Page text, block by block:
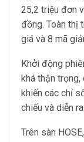
25,2 triệu đơn
đồng. Toàn thị
giá và 8 mã
Khởi động
khá thận
khiến các chỉ
chiếu và diễn
Trên sàn